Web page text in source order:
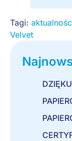
Tagi:
Velvet